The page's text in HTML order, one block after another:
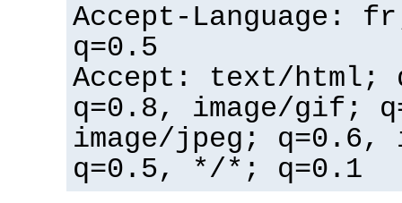
Accept-Language:
q=0.5
Accept: text/html;
q=0.8, image/gif;
image/jpeg; q=0.6,
q=0.5, */*; q=0.1